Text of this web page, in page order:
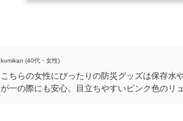
kumikan (40代・女性)
こちらの女性にぴったりの防災グッズは保存水
が一の際にも安心。目立ちやすいピンク色のリ